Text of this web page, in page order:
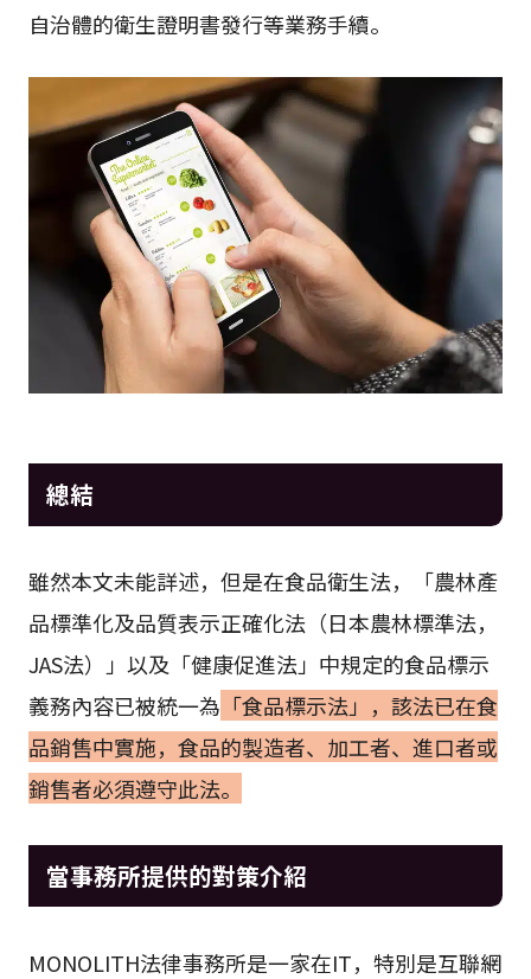
自治體的衛生證明書發行等業務手續。
總結
雖然本文未能詳述，但是在食品衛生法，「農林產
品標準化及品質表示正確化法（日本農林標準法，
JAS法）」以及「健康促進法」中規定的食品標示
義務內容已被統一為 「食品標示法」，該法已在食
品銷售中實施，食品的製造者、加工者、進口者或
銷售者必須遵守此法。
當事務所提供的對策介紹
MONOLITH法律事務所是一家在IT，特別是互聯網